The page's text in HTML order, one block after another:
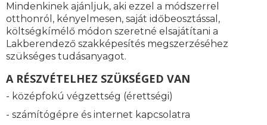
Mindenkinek ajánljuk, aki ezzel a módszerrel
otthonról, kényelmesen, saját időbeosztással,
költségkímélő módon szeretné elsajátítani a
Lakberendező szakképesítés megszerzéséhez
szükséges tudásanyagot.
A RÉSZVÉTELHEZ SZÜKSÉGED VAN
- középfokú végzettség (érettségi)
- számítógépre és internet kapcsolatra